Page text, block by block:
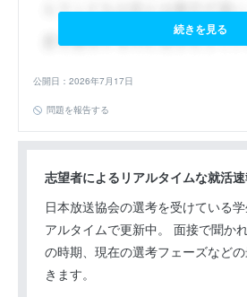
続きを見る
公開日：2026年7月17日
問題を報告する
志望者によるリアルタイムな就活
日本放送協会の選考を受けている
アルタイムで更新中。 面接で聞か
の時期、現在の選考フェーズなど
きます。